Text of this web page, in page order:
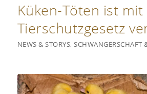
Küken-Töten ist mit
Tierschutzgesetz
NEWS & STORYS,SCHWANGERSCHAFT